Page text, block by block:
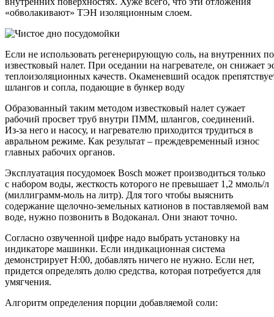
«обволакивают» ТЭН изоляционным слоем.
Если не использовать регенерирующую соль, на внутренних
известковый налет. При оседании на нагревателе, он снижает
теплоизоляционных качеств. Окаменевший осадок
шлангов и сопла, подающие в бункер воду
Образованный таким методом известковый налет сужает
рабочий просвет труб внутри ПММ, шлангов, соединений.
Из-за него и насосу, и нагревателю приходится трудиться в
авральном режиме. Как результат – преждевременный износ
главных рабочих органов.
Эксплуатация посудомоек Bosch может производиться только
с набором воды, жесткость которого не превышает 1,2 ммоль/л
(миллиграмм-моль на литр). Для того чтобы выяснить
содержание щелочно-земельных катионов в поставляемой вам
воде, нужно позвонить в Водоканал. Они знают точно.
Согласно озвученной цифре надо выбрать установку на
индикаторе машинки. Если индикационная система
демонстрирует Н:00, добавлять ничего не нужно. Если нет,
придется определять долю средства, которая потребуется для
умягчения.
Алгоритм определения порции добавляемой соли: